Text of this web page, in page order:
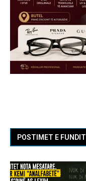
POSTIMET E FUNDIT